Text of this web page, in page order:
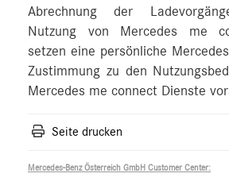
Abrechnung der
Nutzung von Mercedes me
setzen eine persönliche
Zustimmung zu den
Mercedes me connect Dienste
Seite drucken
Mercedes-Benz Österreich GmbH Customer Center: